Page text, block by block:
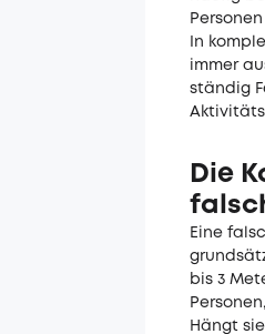
In
immer
ständig
Die
Eine
bis 3
Hängt